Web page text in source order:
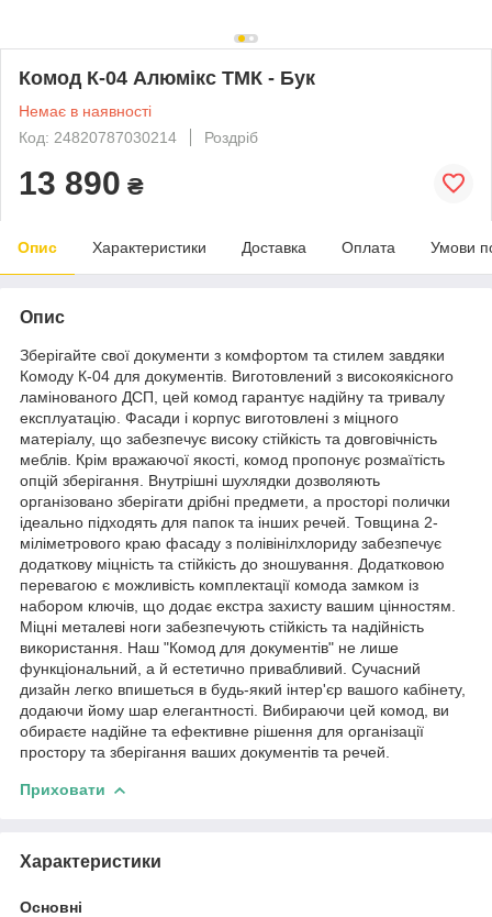
Комод К-04 Алюмікс ТМК - Бук
Немає в наявності
Код: 24820787030214
Роздріб
13 890 ₴
Опис Характеристики Доставка Оплата Умови
Опис
Зберігайте свої документи з комфортом та стилем завдяки
Комоду К-04 для документів. Виготовлений з високоякісного
ламінованого ДСП, цей комод гарантує надійну та тривалу
експлуатацію. Фасади і корпус виготовлені з міцного
матеріалу, що забезпечує високу стійкість та довговічність
меблів. Крім вражаючої якості, комод пропонує розмаїтість
опцій зберігання. Внутрішні шухлядки дозволяють
організовано зберігати дрібні предмети, а просторі полички
ідеально підходять для папок та інших речей. Товщина 2-
міліметрового краю фасаду з полівінілхлориду забезпечує
додаткову міцність та стійкість до зношування. Додатковою
перевагою є можливість комплектації комода замком із
набором ключів, що додає екстра захисту вашим цінностям.
Міцні металеві ноги забезпечують стійкість та надійність
використання. Наш "Комод для документів" не лише
функціональний, а й естетично привабливий. Сучасний
дизайн легко впишеться в будь-який інтер'єр вашого кабінету,
додаючи йому шар елегантності. Вибираючи цей комод, ви
обираєте надійне та ефективне рішення для організації
простору та зберігання ваших документів та речей.
Приховати
Характеристики
Основні